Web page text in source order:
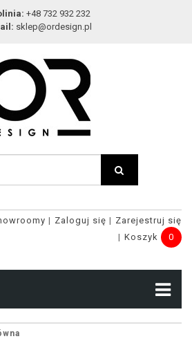
+48 732 932 232
sklep@ordesign.pl
Zaloguj się
Zarejestruj się
Koszyk
0